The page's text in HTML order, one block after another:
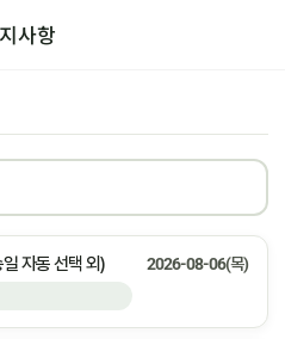
사항
자동 선택 외) 2026-08-06(목)